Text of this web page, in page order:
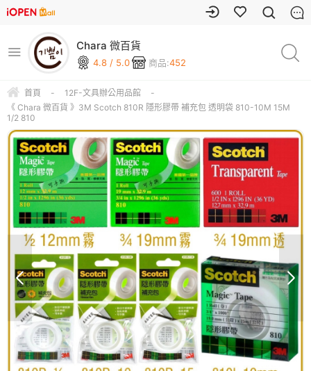
Chara 微百貨
4.8 / 5.0 商品:452
首頁 - 12F-文具辦公用品館
-
《 Chara 微百貨 》3M Scotch 810R 隱形膠帶 補充包 透明袋 810-10M 15M
1/2 810